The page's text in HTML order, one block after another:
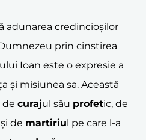
adunarea credincioșilor
prin cinstirea
Ioan este o expresie a
și misiunea sa. Această
de curajul său profetic, de
de martiriul pe care l-a